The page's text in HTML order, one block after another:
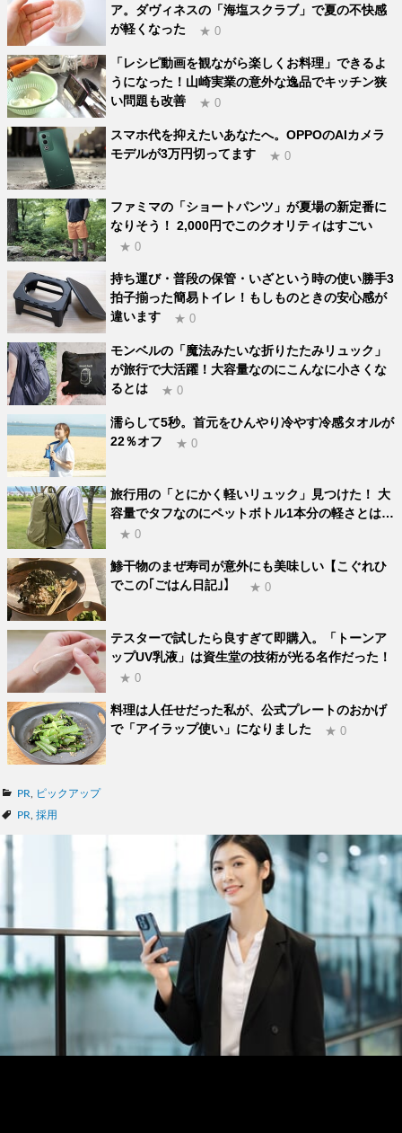
ア。ダヴィネスの「海塩スクラブ」で夏の不快感
が軽くなった
★ 0
「レシピ動画を観ながら楽しくお料理」できるよ
うになった！山崎実業の意外な逸品でキッチン狭
い問題も改善
★ 0
スマホ代を抑えたいあなたへ。OPPOのAIカメラ
モデルが3万円切ってます
★ 0
ファミマの「ショートパンツ」が夏場の新定番に
なりそう！ 2,000円でこのクオリティはすごい
★ 0
持ち運び・普段の保管・いざという時の使い勝手3
拍子揃った簡易トイレ！もしものときの安心感が
違います
★ 0
モンベルの「魔法みたいな折りたたみリュック」
が旅行で大活躍！大容量なのにこんなに小さくな
るとは
★ 0
濡らして5秒。首元をひんやり冷やす冷感タオルが
22％オフ
★ 0
旅行用の「とにかく軽いリュック」見つけた！ 大
容量でタフなのにペットボトル1本分の軽さとは…
★ 0
鯵干物のまぜ寿司が意外にも美味しい【こぐれひ
でこの｢ごはん日記｣】
★ 0
テスターで試したら良すぎて即購入。「トーンア
ップUV乳液」は資生堂の技術が光る名作だった！
★ 0
料理は人任せだった私が、公式プレートのおかげ
で「アイラップ使い」になりました
★ 0
カ
テ
PR
ピックアップ
タ
PR 採用